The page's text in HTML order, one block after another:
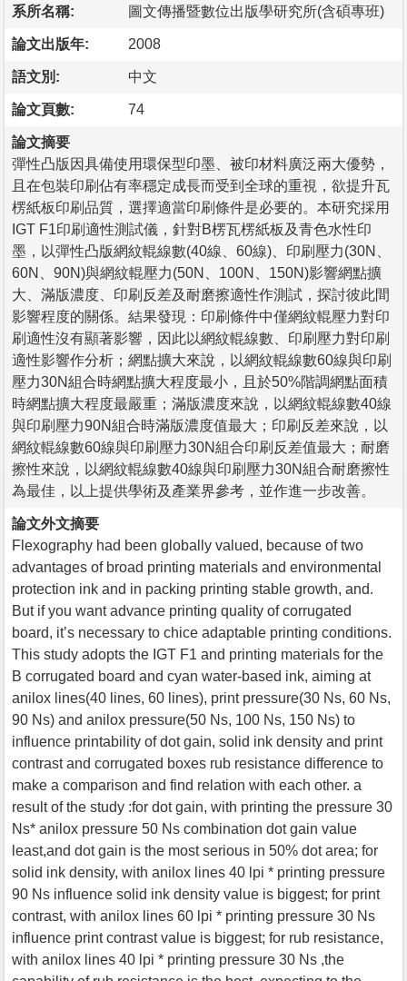
系所名稱: 圖文傳播暨數位出版學研究所(含碩專班)
論文出版年: 2008
語文別: 中文
論文頁數: 74
論文摘要
彈性凸版因具備使用環保型印墨、被印材料廣泛兩大優勢，
且在包裝印刷佔有率穩定成長而受到全球的重視，欲提升瓦
楞紙板印刷品質，選擇適當印刷條件是必要的。本研究採用
IGT F1印刷適性測試儀，針對B楞瓦楞紙板及青色水性印
墨，以彈性凸版網紋輥線數(40線、60線)、印刷壓力(30N、
60N、90N)與網紋輥壓力(50N、100N、150N)影響網點擴
大、滿版濃度、印刷反差及耐磨擦適性作測試，探討彼此間
影響程度的關係。結果發現：印刷條件中僅網紋輥壓力對印
刷適性沒有顯著影響，因此以網紋輥線數、印刷壓力對印刷
適性影響作分析；網點擴大來說，以網紋輥線數60線與印刷
壓力30N組合時網點擴大程度最小，且於50%階調網點面積
時網點擴大程度最嚴重；滿版濃度來說，以網紋輥線數40線
與印刷壓力90N組合時滿版濃度值最大；印刷反差來說，以
網紋輥線數60線與印刷壓力30N組合印刷反差值最大；耐磨
擦性來說，以網紋輥線數40線與印刷壓力30N組合耐磨擦性
為最佳，以上提供學術及產業界參考，並作進一步改善。
論文外文摘要
Flexography had been globally valued, because of two
advantages of broad printing materials and environmental
protection ink and in packing printing stable growth, and.
But if you want advance printing quality of corrugated
board, it’s necessary to chice adaptable printing conditions.
This study adopts the IGT F1 and printing materials for the
B corrugated board and cyan water-based ink, aiming at
anilox lines(40 lines, 60 lines), print pressure(30 Ns, 60 Ns,
90 Ns) and anilox pressure(50 Ns, 100 Ns, 150 Ns) to
influence printability of dot gain, solid ink density and print
contrast and corrugated boxes rub resistance difference to
make a comparison and find relation with each other. a
result of the study :for dot gain, with printing the pressure 30
Ns* anilox pressure 50 Ns combination dot gain value
least,and dot gain is the most serious in 50% dot area; for
solid ink density, with anilox lines 40 lpi * printing pressure
90 Ns influence solid ink density value is biggest; for print
contrast, with anilox lines 60 lpi * printing pressure 30 Ns
influence print contrast value is biggest; for rub resistance,
with anilox lines 40 lpi * printing pressure 30 Ns ,the